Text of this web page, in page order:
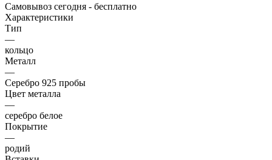
Самовывоз сегодня - бесплатно
Характеристики
Тип
—
кольцо
Металл
—
Серебро 925 пробы
Цвет металла
—
серебро белое
Покрытие
—
родий